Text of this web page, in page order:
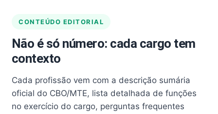
CONTEÚDO EDITORIAL
Não é só número: cada cargo tem
contexto
Cada profissão vem com a descrição sumária
oficial do CBO/MTE, lista detalhada de funções
no exercício do cargo, perguntas frequentes